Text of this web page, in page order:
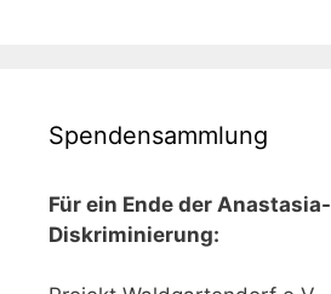
Spendensammlung
Für ein Ende der Anastasia-
Diskriminierung: